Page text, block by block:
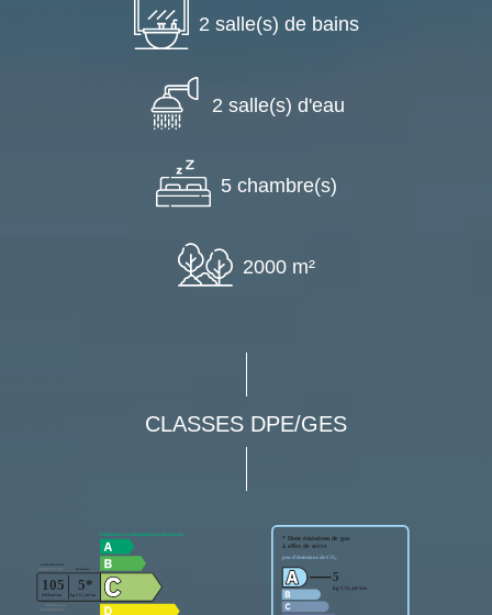
2 salle(s) de bains
2 salle(s) d'eau
5 chambre(s)
2000 m²
CLASSES DPE/GES